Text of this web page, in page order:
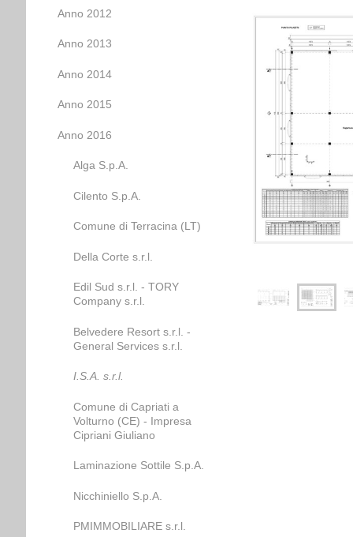
Anno 2012
Anno 2013
Anno 2014
Anno 2015
Anno 2016
Alga S.p.A.
Cilento S.p.A.
Comune di Terracina (LT)
Della Corte s.r.l.
Edil Sud s.r.l. - TORY
Company s.r.l.
Belvedere Resort s.r.l. -
General Services s.r.l.
I.S.A. s.r.l.
Comune di Capriati a
Volturno (CE) - Impresa
Cipriani Giuliano
Laminazione Sottile S.p.A.
Nicchiniello S.p.A.
PMIMMOBILIARE s.r.l.